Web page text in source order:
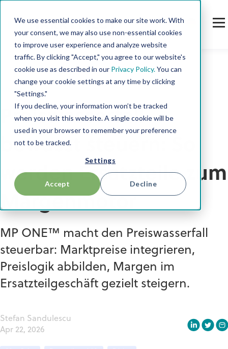
We use essential cookies to make our site work. With
your consent, we may also use non-essential cookies
to improve user experience and analyze website
traffic. By clicking "Accept," you agree to our website's
cookie use as described in our Privacy Policy.You can
change your cookie settings at any time by clicking
"Settings."
If you decline, your information won’t be tracked
when you visit this website. A single cookie will be
used in your browser to remember your preference
not to be tracked.
Settings
Accept Decline
After Sales
Preiswasserfall
bewusst steuern: So
werden Ersatzteile zum
Margenmotor
MP ONE™ macht den Preiswasserfall
steuerbar: Marktpreise integrieren,
Preislogik abbilden, Margen im
Ersatzteilgeschäft gezielt steigern.
Stefan Sandulescu
Apr 22, 2026